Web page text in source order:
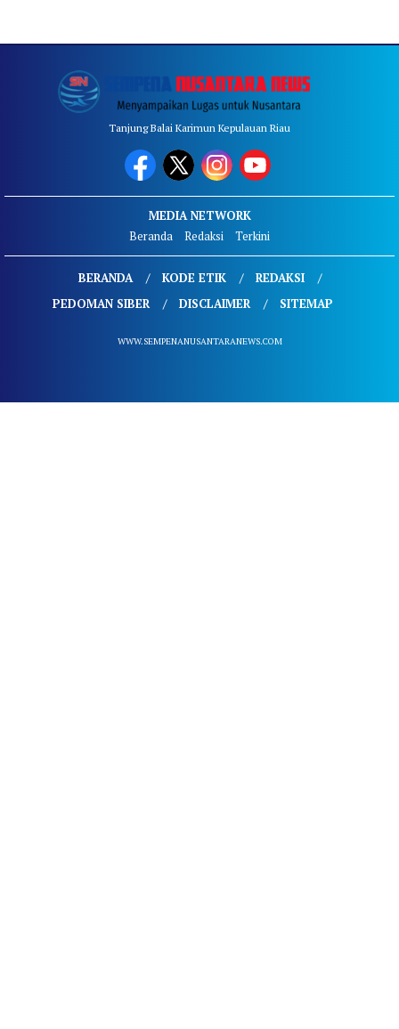
Tanjung Balai Karimun Kepulauan Riau
MEDIA NETWORK
Beranda
Redaksi Terkini
BERANDA KODE ETIK
REDAKSI
PEDOMAN SIBER
DISCLAIMER SITEMAP
WWW.SEMPENANUSANTARANEWS.COM